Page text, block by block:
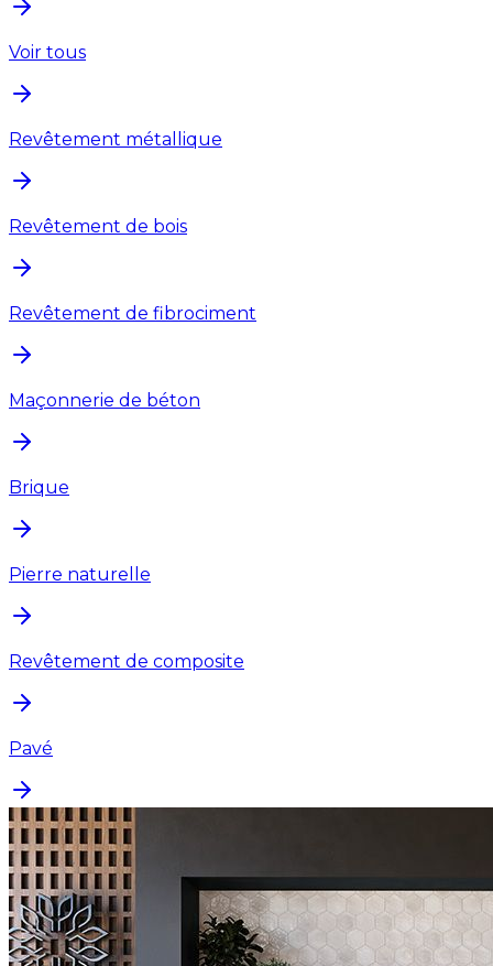
Voir tous
Revêtement métallique
Revêtement de bois
Revêtement de fibrociment
Maçonnerie de béton
Brique
Pierre naturelle
Revêtement de composite
Pavé